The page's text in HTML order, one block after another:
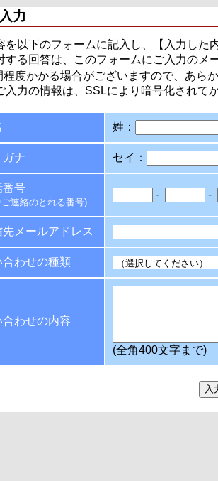
力
を以下のフォームに記入し、【入力した
する回答は、このフォームにご入力のメ
度かかる場合がございますので、あら
入力の情報は、SSLにより暗号化されて
姓：
ガナ セイ：
番号
連絡のとれる番号)
- -
先メールアドレス
合わせの種類
合わせの内容
(全角400文字まで)